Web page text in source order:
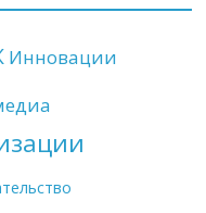
Инновации